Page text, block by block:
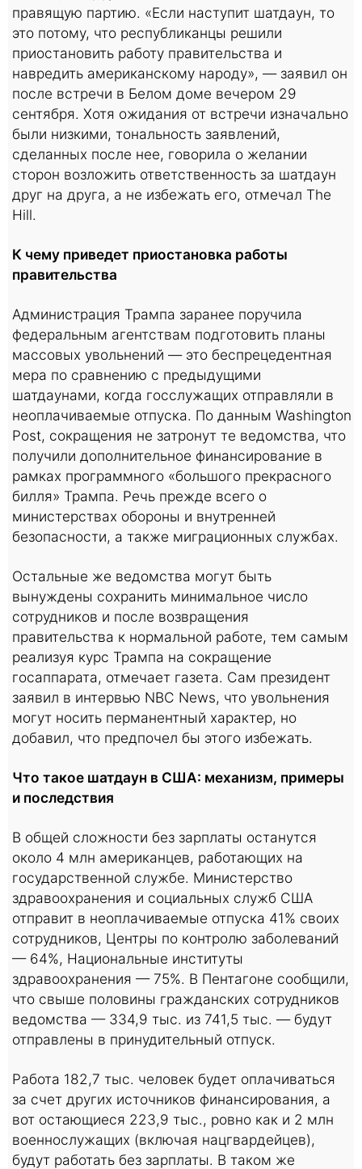
правящую партию. «Если наступит шатдаун, то
это потому, что республиканцы решили
приостановить работу правительства и
навредить американскому народу», — заявил он
после встречи в Белом доме вечером 29
сентября. Хотя ожидания от встречи изначально
были низкими, тональность заявлений,
сделанных после нее, говорила о желании
сторон возложить ответственность за шатдаун
друг на друга, а не избежать его, отмечал The
Hill.
К чему приведет приостановка работы
правительства
Администрация Трампа заранее поручила
федеральным агентствам подготовить планы
массовых увольнений — это беспрецедентная
мера по сравнению с предыдущими
шатдаунами, когда госслужащих отправляли в
неоплачиваемые отпуска. По данным Washington
Post, сокращения не затронут те ведомства, что
получили дополнительное финансирование в
рамках программного «большого прекрасного
билля» Трампа. Речь прежде всего о
министерствах обороны и внутренней
безопасности, а также миграционных службах.
Остальные же ведомства могут быть
вынуждены сохранить минимальное число
сотрудников и после возвращения
правительства к нормальной работе, тем самым
реализуя курс Трампа на сокращение
госаппарата, отмечает газета. Сам президент
заявил в интервью NBC News, что увольнения
могут носить перманентный характер, но
добавил, что предпочел бы этого избежать.
Что такое шатдаун в США: механизм, примеры
и последствия
В общей сложности без зарплаты останутся
около 4 млн американцев, работающих на
государственной службе. Министерство
здравоохранения и социальных служб США
отправит в неоплачиваемые отпуска 41% своих
сотрудников, Центры по контролю заболеваний
— 64%, Национальные институты
здравоохранения — 75%. В Пентагоне сообщили,
что свыше половины гражданских сотрудников
ведомства — 334,9 тыс. из 741,5 тыс. — будут
отправлены в принудительный отпуск.
Работа 182,7 тыс. человек будет оплачиваться
за счет других источников финансирования, а
вот остающиеся 223,9 тыс., ровно как и 2 млн
военнослужащих (включая нацгвардейцев),
будут работать без зарплаты. В таком же